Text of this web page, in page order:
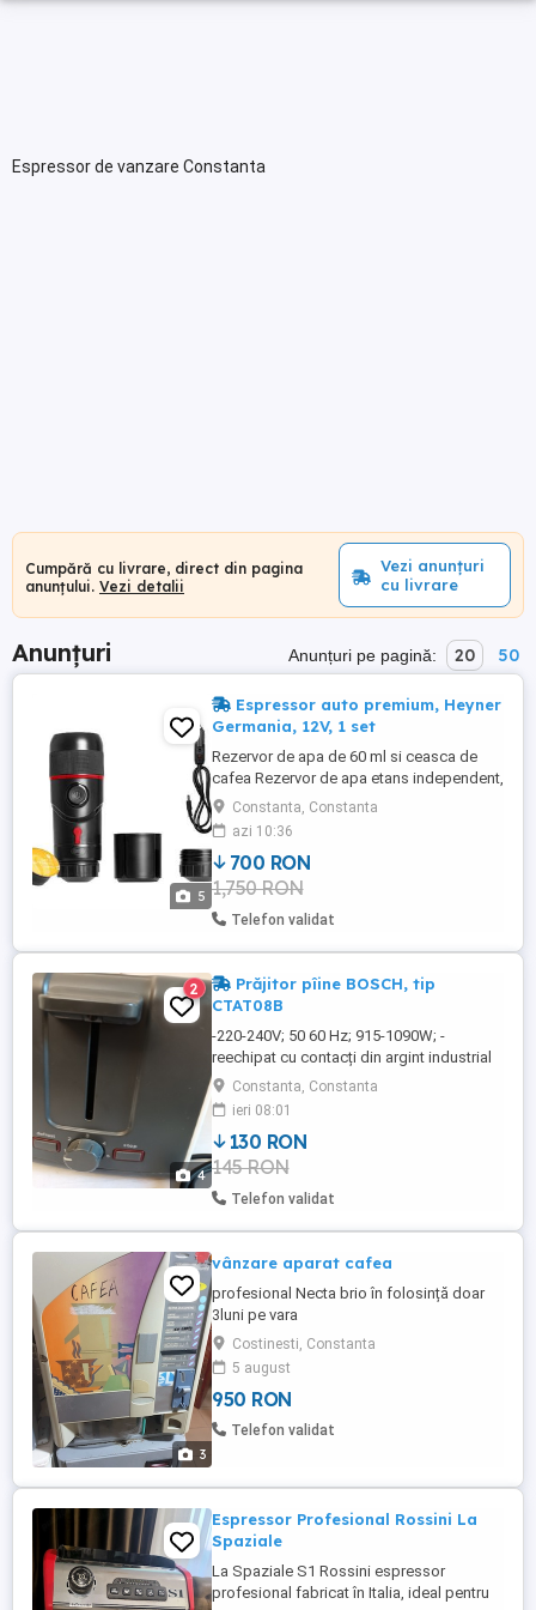
Espressor de vanzare Constanta
Cumpără cu livrare, direct din pagina
anunțului. Vezi detalii
Vezi anunțuri
cu livrare
Anunțuri Anunțuri pe pagină: 20 50
5
Espressor auto premium, Heyner
Germania, 12V, 1 set
Rezervor de apa de 60 ml si ceasca de
cafea Rezervor de apa etans independent,
presiune de extractie 8-16 bar Timp de
preparare: 5-8 min Pornire / oprire
automata cu o singura apasare Capsule
Dolce gusto / Nespresso si cafea praf
rapid si usor de curatat Putere: 12V 80W
inclusiv cablu de incarcare Espresso ...
Constanta, Constanta
azi 10:36
700 RON
1,750 RON
Telefon validat
4
2
Prăjitor pîine BOSCH, tip
CTAT08B
-220-240V; 50 60 Hz; 915-1090W; -
reechipat cu contacți din argint industrial
pentru durată de folosire îndelungată; -
funcționare perfectă.
Constanta, Constanta
ieri 08:01
130 RON
145 RON
Telefon validat
3
vânzare aparat cafea
profesional Necta brio în folosință doar
3luni pe vara
Costinesti, Constanta
5 august
950 RON
Telefon validat
Espressor Profesional Rossini La
Spaziale
La Spaziale S1 Rossini espressor
profesional fabricat în Italia, ideal pentru